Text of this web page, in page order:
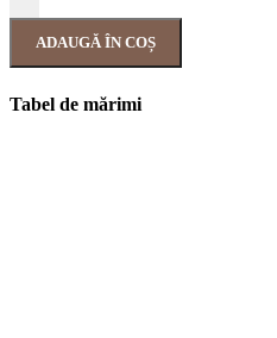
ADAUGĂ ÎN COȘ
Tabel de mărimi